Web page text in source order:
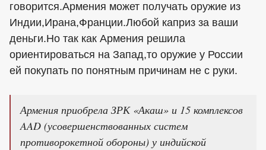
говорится.Армения может получать оружие из
Индии,Ирана,Франции.Любой каприз за ваши
деньги.Но так как Армения решила
ориентироваться на Запад,то оружие у России
ей покупать по понятным причинам не с руки.
Армения приобрела ЗРК «Акаш» и 15 комплексов
AAD (усовершенствованных систем
противорокетной обороны) у индийской